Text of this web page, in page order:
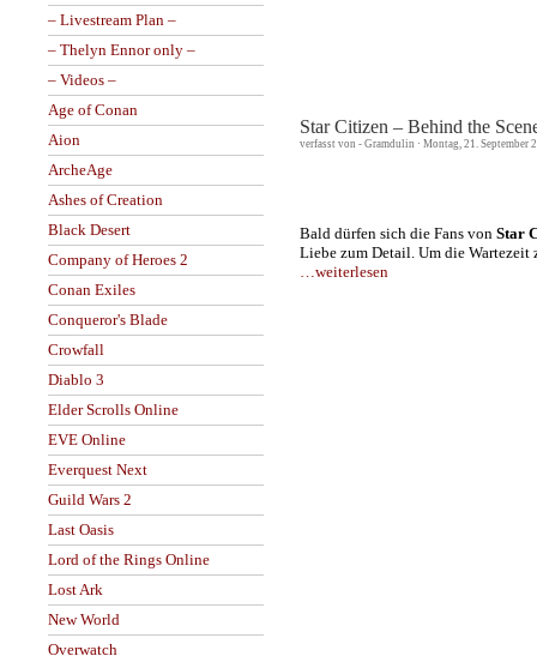
– Livestream Plan –
– Thelyn Ennor only –
– Videos –
Age of Conan
Aion
ArcheAge
Ashes of Creation
Black Desert
Company of Heroes 2
Conan Exiles
Conqueror's Blade
Crowfall
Diablo 3
Elder Scrolls Online
EVE Online
Everquest Next
Guild Wars 2
Last Oasis
Lord of the Rings Online
Lost Ark
New World
Overwatch
Star Citizen – Behind the
verfasst von - Gramdulin · Montag, 21. September
Bald dürfen sich die Fans von Star
Liebe zum Detail. Um die
…weiterlesen